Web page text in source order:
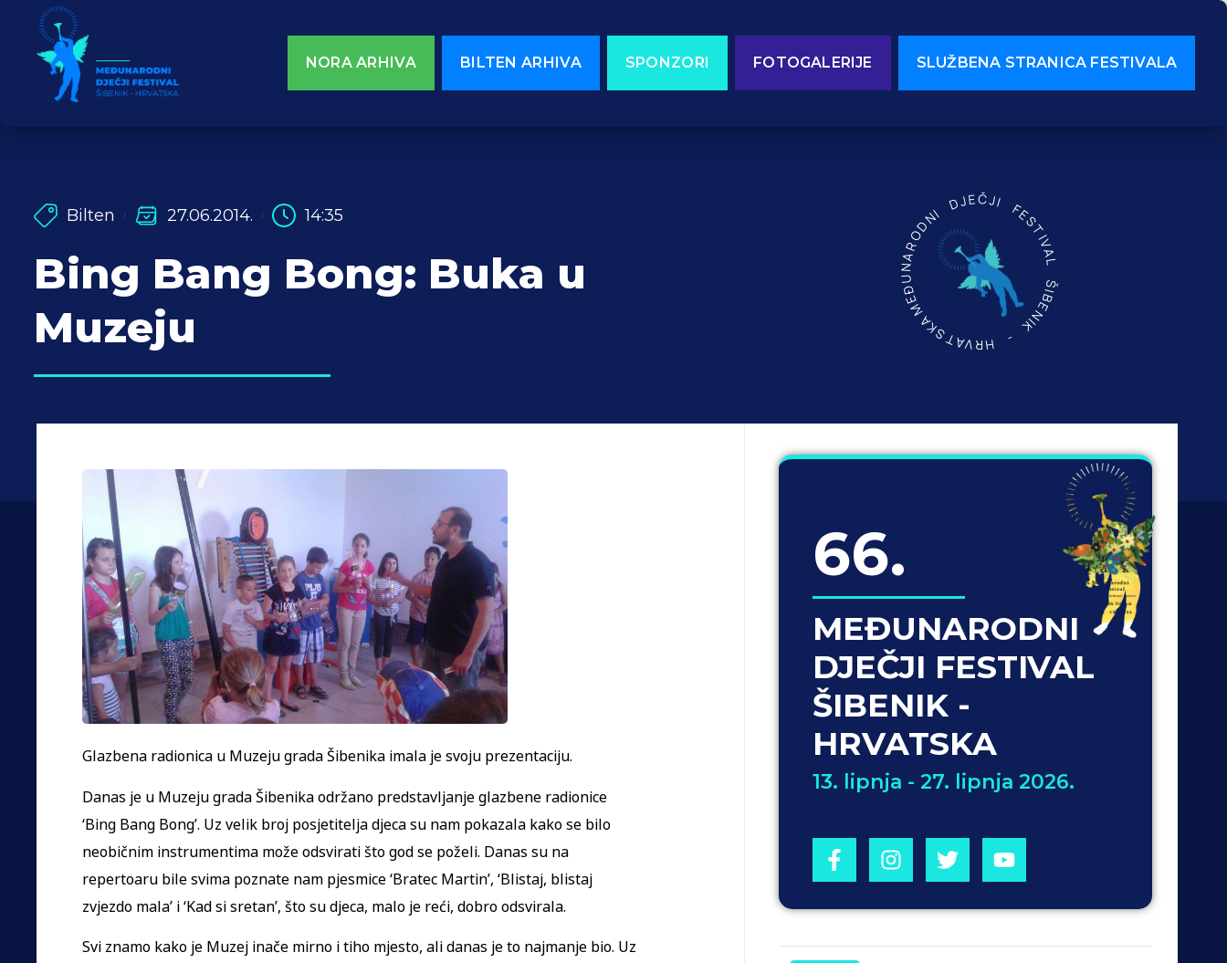
NORA ARHIVA BILTEN ARHIVA SPONZORI FOTOGALERIJE SLUŽBENA STRANICA FESTIVALA
Bilten 27.06.2014. 14:35
Bing Bang Bong: Buka u
Muzeju
MEĐUNARODNI DJEČJI FESTIVAL ŠIBENIK - HRVATSKA
Glazbena radionica u Muzeju grada Šibenika imala je svoju prezentaciju.
Danas je u Muzeju grada Šibenika održano predstavljanje glazbene radionice
‘Bing Bang Bong’. Uz velik broj posjetitelja djeca su nam pokazala kako se bilo
neobičnim instrumentima može odsvirati što god se poželi. Danas su na
repertoaru bile svima poznate nam pjesmice ‘Bratec Martin’, ‘Blistaj, blistaj
zvjezdo mala’ i ‘Kad si sretan’, što su djeca, malo je reći, dobro odsvirala.
Svi znamo kako je Muzej inače mirno i tiho mjesto, ali danas je to najmanje bio. Uz
66.
MEĐUNARODNI
DJEČJI FESTIVAL
ŠIBENIK -
HRVATSKA
13. lipnja - 27. lipnja 2026.